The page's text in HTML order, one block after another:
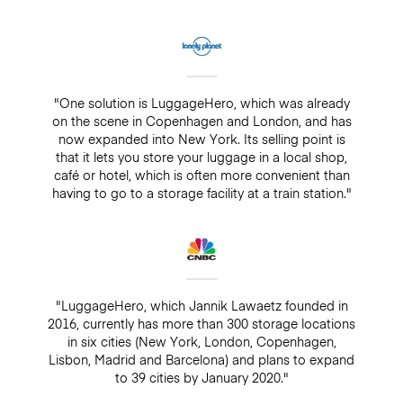
"One solution is LuggageHero, which was already
on the scene in Copenhagen and London, and has
now expanded into New York. Its selling point is
that it lets you store your luggage in a local shop,
café or hotel, which is often more convenient than
having to go to a storage facility at a train station."
"LuggageHero, which Jannik Lawaetz founded in
2016, currently has more than 300 storage locations
in six cities (New York, London, Copenhagen,
Lisbon, Madrid and Barcelona) and plans to expand
to 39 cities by January 2020."